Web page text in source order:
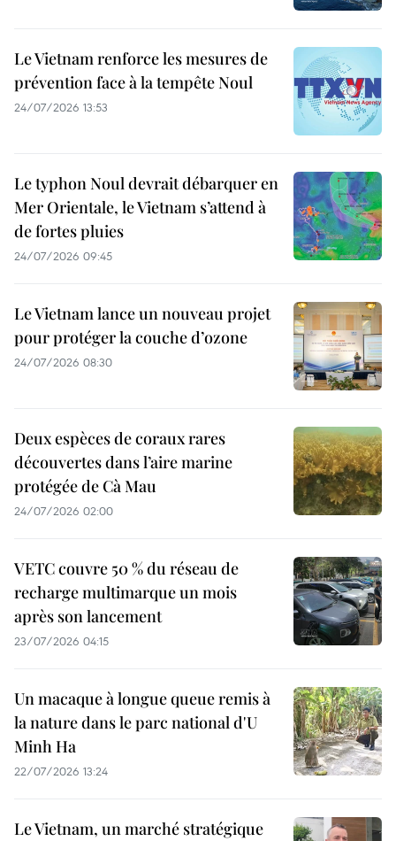
Le Vietnam renforce les mesures de
prévention face à la tempête Noul
24/07/2026 13:53
Le typhon Noul devrait débarquer en
Mer Orientale, le Vietnam s’attend à
de fortes pluies
24/07/2026 09:45
Le Vietnam lance un nouveau projet
pour protéger la couche d’ozone
24/07/2026 08:30
Deux espèces de coraux rares
découvertes dans l’aire marine
protégée de Cà Mau
24/07/2026 02:00
VETC couvre 50 % du réseau de
recharge multimarque un mois
après son lancement
23/07/2026 04:15
Un macaque à longue queue remis à
la nature dans le parc national d'U
Minh Ha
22/07/2026 13:24
Le Vietnam, un marché stratégique